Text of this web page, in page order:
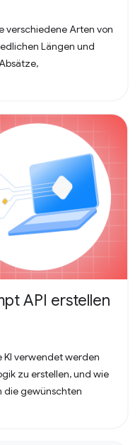
verschiedene Arten von
Längen und
API erstellen
KI verwendet werden
zu erstellen, und wie
die gewünschten